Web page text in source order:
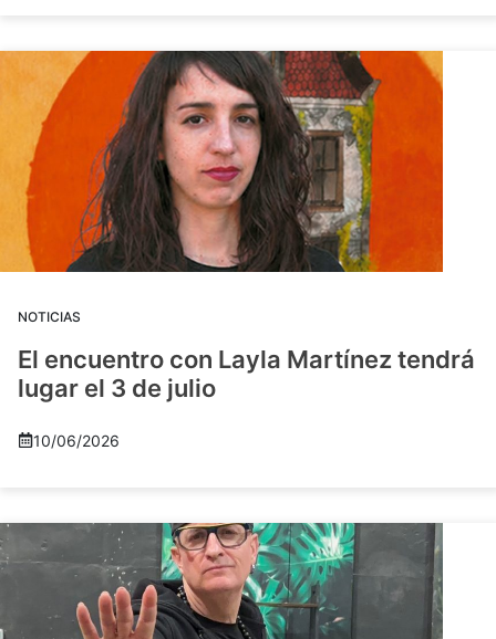
NOTICIAS
El encuentro con Layla Martínez tendrá
lugar el 3 de julio
10/06/2026